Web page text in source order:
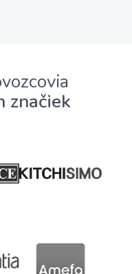
značiek